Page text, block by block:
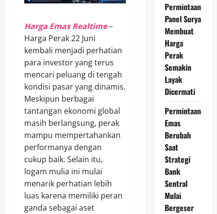
Harga Emas Realtime–
Harga Perak 22 Juni
kembali menjadi perhatian
para investor yang terus
mencari peluang di tengah
kondisi pasar yang dinamis.
Meskipun berbagai
tantangan ekonomi global
masih berlangsung, perak
mampu mempertahankan
performanya dengan
cukup baik. Selain itu,
logam mulia ini mulai
menarik perhatian lebih
luas karena memiliki peran
ganda sebagai aset
Permintaan
Panel Surya
Membuat
Harga
Perak
Semakin
Layak
Dicermati
Permintaan
Emas
Berubah
Saat
Strategi
Bank
Sentral
Mulai
Bergeser